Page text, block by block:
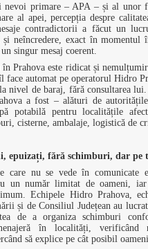
nevoi primare – APA – și al unor
al apei, percepția despre
contradictorii a făcut un
și neîncredere, exact în momentul
singur mesaj coerent.
în Prahova este ridicat și
face automat pe operatorul Hidro
nivel de baraj, fără consultarea
a fost – alături de
potabilă pentru localitățile
cisterne, ambalaje, logistică de
epuizați, fără schimburi, dar pe
care nu se vede în comunicate
un număr limitat de oameni,
Echipele Hidro Prahova,
și de Consiliul Județean au
de a organiza schimburi
în localități, verificând
să explice pe cât posibil